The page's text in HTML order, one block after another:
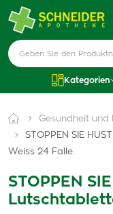
Kategorien
Gesundheit und
STOPPEN SIE
Weiss 24 Falle.
STOPPEN